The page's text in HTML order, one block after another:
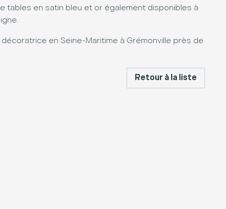
tables en satin bleu et or également disponibles à
décoratrice en Seine-Maritime à Grémonville près de
Retour à la liste